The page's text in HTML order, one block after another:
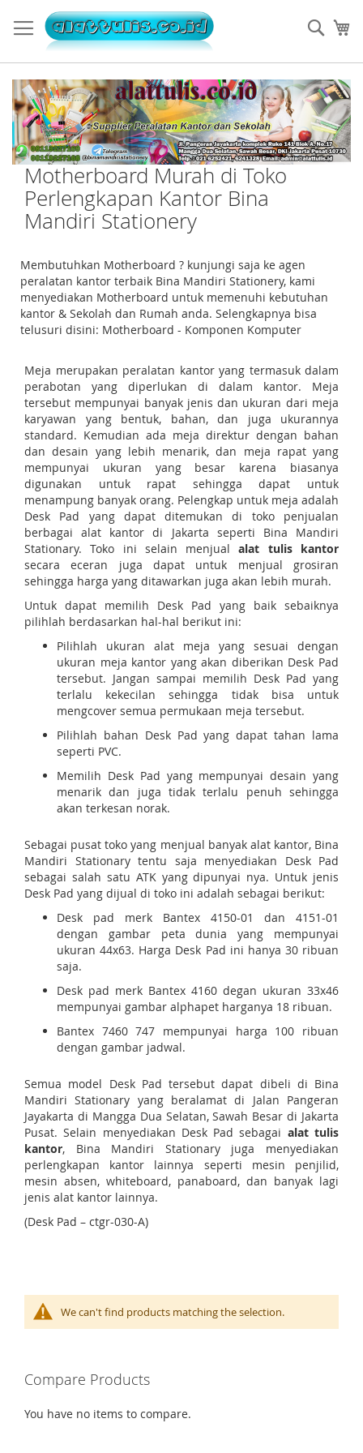
to
Content
Motherboard Murah di Toko
Perlengkapan Kantor Bina
Mandiri Stationery
Membutuhkan Motherboard ? kunjungi saja ke agen
peralatan kantor terbaik Bina Mandiri Stationery, kami
menyediakan Motherboard untuk memenuhi kebutuhan
kantor & Sekolah dan Rumah anda. Selengkapnya bisa
telusuri disini: Motherboard - Komponen Komputer
Meja merupakan peralatan kantor yang termasuk dalam
perabotan yang diperlukan di dalam kantor. Meja
tersebut mempunyai banyak jenis dan ukuran dari meja
karyawan yang bentuk, bahan, dan juga ukurannya
standard. Kemudian ada meja direktur dengan bahan
dan desain yang lebih menarik, dan meja rapat yang
mempunyai ukuran yang besar karena biasanya
digunakan untuk rapat sehingga dapat untuk
menampung banyak orang. Pelengkap untuk meja adalah
Desk Pad yang dapat ditemukan di toko penjualan
berbagai alat kantor di Jakarta seperti Bina Mandiri
Stationary. Toko ini selain menjualalat tulis kantor
secara eceran juga dapat untuk menjual grosiran
sehingga harga yang ditawarkan juga akan lebih murah.
Untuk dapat memilih Desk Pad yang baik sebaiknya
pilihlah berdasarkan hal-hal berikut ini:
Pilihlah ukuran alat meja yang sesuai dengan
ukuran meja kantor yang akan diberikan Desk Pad
tersebut. Jangan sampai memilih Desk Pad yang
terlalu kekecilan sehingga tidak bisa untuk
mengcover semua permukaan meja tersebut.
Pilihlah bahan Desk Pad yang dapat tahan lama
seperti PVC.
Memilih Desk Pad yang mempunyai desain yang
menarik dan juga tidak terlalu penuh sehingga
akan terkesan norak.
Sebagai pusat toko yang menjual banyak alat kantor, Bina
Mandiri Stationary tentu saja menyediakan Desk Pad
sebagai salah satu ATK yang dipunyai nya. Untuk jenis
Desk Pad yang dijual di toko ini adalah sebagai berikut:
Desk pad merk Bantex 4150-01 dan 4151-01
dengan gambar peta dunia yang mempunyai
ukuran 44x63. Harga Desk Pad ini hanya 30 ribuan
saja.
Desk pad merk Bantex 4160 degan ukuran 33x46
mempunyai gambar alphapet harganya 18 ribuan.
Bantex 7460 747 mempunyai harga 100 ribuan
dengan gambar jadwal.
Semua model Desk Pad tersebut dapat dibeli di Bina
Mandiri Stationary yang beralamat di Jalan Pangeran
Jayakarta di Mangga Dua Selatan, Sawah Besar di Jakarta
Pusat. Selain menyediakan Desk Pad sebagai alat tulis
kantor, Bina Mandiri Stationary juga menyediakan
perlengkapan kantor lainnya seperti mesin penjilid,
mesin absen, whiteboard, panaboard, dan banyak lagi
jenis alat kantor lainnya.
(Desk Pad – ctgr-030-A)
We can't find products matching the selection.
Compare Products
You have no items to compare.